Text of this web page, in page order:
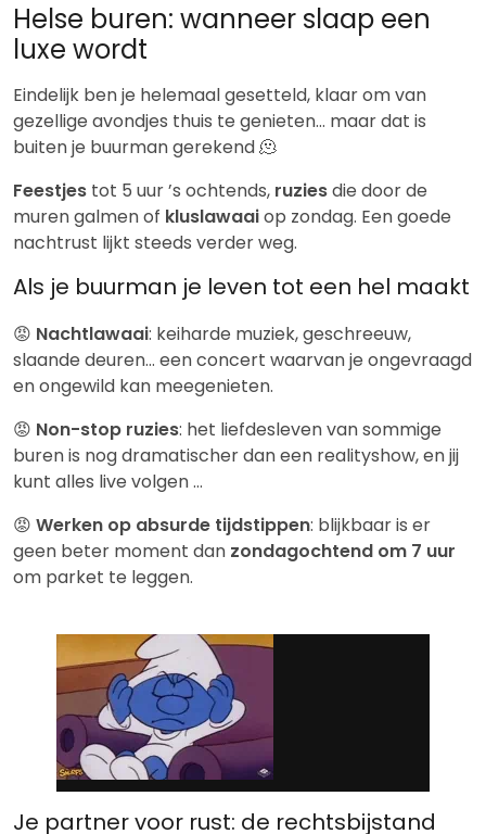
Helse buren: wanneer slaap een
luxe wordt
Eindelijk ben je helemaal gesetteld, klaar om van
gezellige avondjes thuis te genieten… maar dat is
buiten je buurman gerekend 🫠
Feestjes tot 5 uur ’s ochtends, ruziesdie door de
muren galmen of kluslawaaiop zondag. Een goede
nachtrust lijkt steeds verder weg.
Als je buurman je leven tot een hel maakt
😡 Nachtlawaai: keiharde muziek, geschreeuw,
slaande deuren… een concert waarvan je ongevraagd
en ongewild kan meegenieten.
😡 Non-stop ruzies: het liefdesleven van sommige
buren is nog dramatischer dan een realityshow, en jij
kunt alles live volgen …
😡 Werken op absurde tijdstippen: blijkbaar is er
geen beter moment dan zondagochtend om 7 uur
om parket te leggen.
Je partner voor rust: de rechtsbijstand